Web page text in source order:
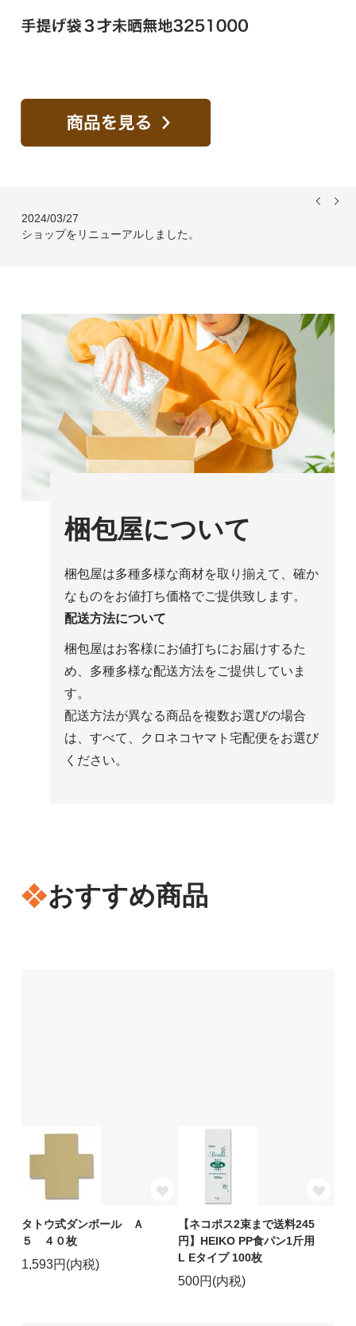
2024/03/27
ショップをリニューアルしました。
梱包屋について
梱包屋は多種多様な商材を取り揃えて、確か
なものをお値打ち価格でご提供致します。
配送方法について
梱包屋はお客様にお値打ちにお届けするた
め、多種多様な配送方法をご提供していま
す。
配送方法が異なる商品を複数お選びの場合
は、すべて、クロネコヤマト宅配便をお選び
ください。
おすすめ商品
タトウ式ダンボール Ａ
５ ４０枚
1,593円(内税)
【ネコポス2束まで送料245
円】HEIKO PP食パン1斤用
L Eタイプ 100枚
500円(内税)